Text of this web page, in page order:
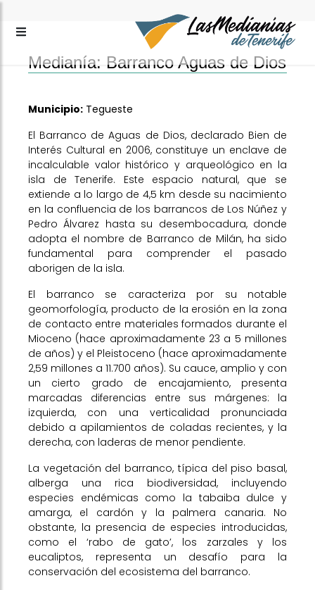
Medianía: Barranco Aguas de Dios
Municipio: Tegueste
El Barranco de Aguas de Dios, declarado Bien de
Interés Cultural en 2006, constituye un enclave de
incalculable valor histórico y arqueológico en la
isla de Tenerife. Este espacio natural, que se
extiende a lo largo de 4,5 km desde su nacimiento
en la confluencia de los barrancos de Los Núñez y
Pedro Álvarez hasta su desembocadura, donde
adopta el nombre de Barranco de Milán, ha sido
fundamental para comprender el pasado
aborigen de la isla.
El barranco se caracteriza por su notable
geomorfología, producto de la erosión en la zona
de contacto entre materiales formados durante el
Mioceno (hace aproximadamente 23 a 5 millones
de años) y el Pleistoceno (hace aproximadamente
2,59 millones a 11.700 años). Su cauce, amplio y con
un cierto grado de encajamiento, presenta
marcadas diferencias entre sus márgenes: la
izquierda, con una verticalidad pronunciada
debido a apilamientos de coladas recientes, y la
derecha, con laderas de menor pendiente.
La vegetación del barranco, típica del piso basal,
alberga una rica biodiversidad, incluyendo
especies endémicas como la tabaiba dulce y
amarga, el cardón y la palmera canaria. No
obstante, la presencia de especies introducidas,
como el ‘rabo de gato’, los zarzales y los
eucaliptos, representa un desafío para la
conservación del ecosistema del barranco.